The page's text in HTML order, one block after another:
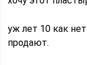
уж лет 10 как
продают.